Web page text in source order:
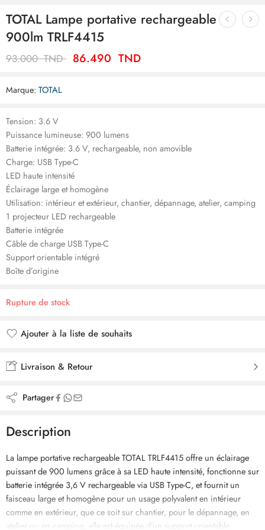
TOTAL Lampe portative rechargeable
900lm TRLF4415
93.000TND 86.490 TND
Marque: TOTAL
Tension: 3.6 V
Puissance lumineuse: 900 lumens
Batterie intégrée: 3.6 V, rechargeable, non amovible
Charge: USB Type-C
LED haute intensité
Éclairage large et homogène
Utilisation: intérieur et extérieur, chantier, dépannage, atelier, camping
1 projecteur LED rechargeable
Batterie intégrée
Câble de charge USB Type-C
Support orientable intégré
Boîte d’origine
Rupture de stock
Ajouter à la liste de souhaits
Livraison & Retour
Partager
Description
La lampe portative rechargeable TOTAL TRLF4415 offre un éclairage
puissant de 900 lumens grâce à sa LED haute intensité, fonctionne sur
batterie intégrée 3,6 V rechargeable via USB Type-C, et fournit un
faisceau large et homogène pour un usage polyvalent en intérieur
comme en extérieur, que ce soit sur chantier, pour le dépannage, en
atelier ou en camping, elle est équipée d’un support orientable